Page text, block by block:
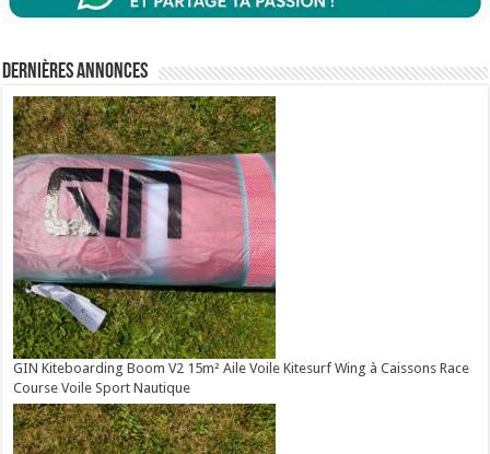
Dernières annonces
GIN Kiteboarding Boom V2 15m² Aile Voile Kitesurf Wing à Caissons Race
Course Voile Sport Nautique